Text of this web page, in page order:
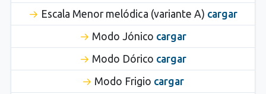
Escala Menor melódica (variante A) cargar
Modo Jónico cargar
Modo Dórico cargar
Modo Frigio cargar